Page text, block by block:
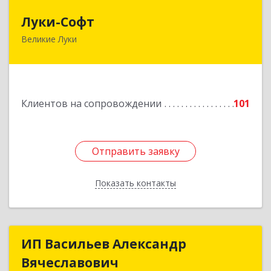
Луки-Софт
Великие Луки
Клиентов на сопровождении 101
Отправить заявку
Показать контакты
182113, Псковская обл, Великие Луки г,
Отправить заявку
Назад
ИП Васильев Александр
Вячеславович
ИП Васильев Александр